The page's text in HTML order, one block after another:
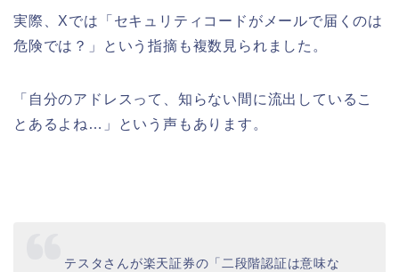
実際、Xでは「セキュリティコードがメールで届くのは
危険では？」という指摘も複数見られました。
「自分のアドレスって、知らない間に流出しているこ
とあるよね…」という声もあります。
テスタさんが楽天証券の「二段階認証は意味な